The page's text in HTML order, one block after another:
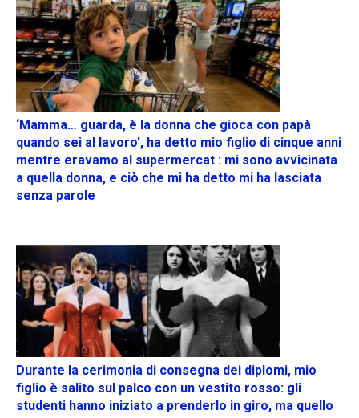
‘Mamma… guarda, è la donna che gioca con papà
quando sei al lavoro’, ha detto mio figlio di cinque anni
mentre eravamo al supermercat : mi sono avvicinata
a quella donna, e ciò che mi ha detto mi ha lasciata
senza parole
Durante la cerimonia di consegna dei diplomi, mio
figlio è salito sul palco con un vestito rosso: gli
studenti hanno iniziato a prenderlo in giro, ma quello